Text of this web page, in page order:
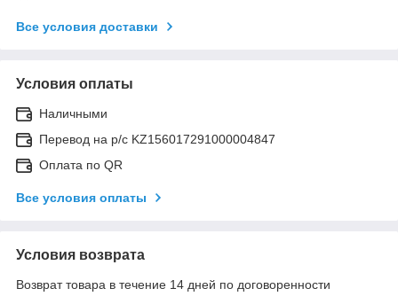
Все условия доставки
Условия оплаты
Наличными
Перевод на р/с KZ156017291000004847
Оплата по QR
Все условия оплаты
Условия возврата
Возврат товара в течение 14 дней по договоренности